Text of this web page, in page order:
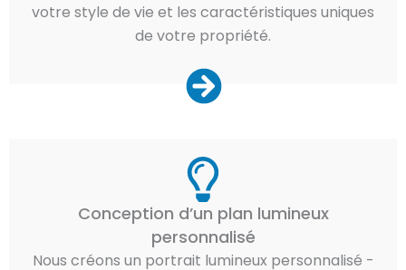
votre style de vie et les caractéristiques uniques
de votre propriété.
Conception d’un plan lumineux
personnalisé
Nous créons un portrait lumineux personnalisé -